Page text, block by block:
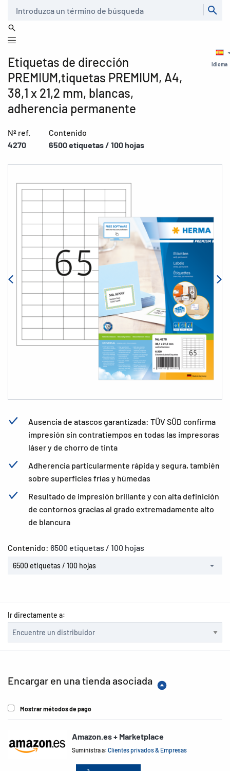
Idioma
Etiquetas de dirección
PREMIUM,tiquetas PREMIUM, A4,
38,1 x 21,2 mm, blancas,
adherencia permanente
Nº ref.
4270
Contenido
6500 etiquetas / 100 hojas
Ausencia de atascos garantizada: TÜV SÜD confirma
impresión sin contratiempos en todas las impresoras
láser y de chorro de tinta
Adherencia particularmente rápida y segura, también
sobre superficies frías y húmedas
Resultado de impresión brillante y con alta definición
de contornos gracias al grado extremadamente alto
de blancura
Contenido: 6500 etiquetas / 100 hojas
6500 etiquetas / 100 hojas
Ir directamente a:
Encargar en una tienda asociada
Mostrar métodos de pago
Amazon.es + Marketplace
Suministra a:Clientes privados & Empresas